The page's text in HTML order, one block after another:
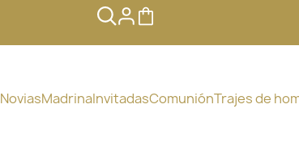
NoviasMadrinaInvitadasComuniónTrajes de